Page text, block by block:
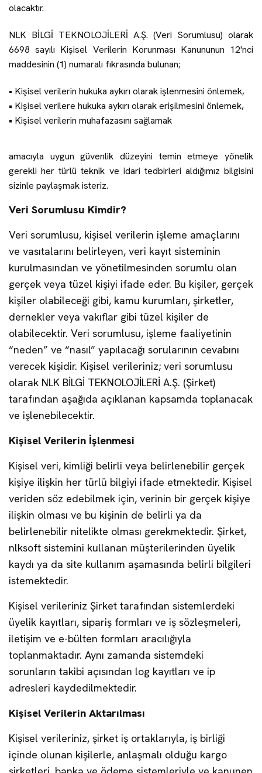
olacaktır.
NLK BİLGİ TEKNOLOJİLERİ A.Ş. (Veri Sorumlusu) olarak
6698 sayılı Kişisel Verilerin Korunması Kanununun 12'nci
maddesinin (1) numaralı fıkrasında bulunan;
• Kişisel verilerin hukuka aykırı olarak işlenmesini önlemek,
• Kişisel verilere hukuka aykırı olarak erişilmesini önlemek,
• Kişisel verilerin muhafazasını sağlamak
amacıyla uygun güvenlik düzeyini temin etmeye yönelik
gerekli her türlü teknik ve idari tedbirleri aldığımız bilgisini
sizinle paylaşmak isteriz.
Veri Sorumlusu Kimdir?
Veri sorumlusu, kişisel verilerin işleme amaçlarını
ve vasıtalarını belirleyen, veri kayıt sisteminin
kurulmasından ve yönetilmesinden sorumlu olan
gerçek veya tüzel kişiyi ifade eder. Bu kişiler, gerçek
kişiler olabileceği gibi, kamu kurumları, şirketler,
dernekler veya vakıflar gibi tüzel kişiler de
olabilecektir. Veri sorumlusu, işleme faaliyetinin
“neden” ve “nasıl” yapılacağı sorularının cevabını
verecek kişidir. Kişisel verileriniz; veri sorumlusu
olarak NLK BİLGİ TEKNOLOJİLERİ A.Ş. (Şirket)
tarafından aşağıda açıklanan kapsamda toplanacak
ve işlenebilecektir.
Kişisel Verilerin İşlenmesi
Kişisel veri, kimliği belirli veya belirlenebilir gerçek
kişiye ilişkin her türlü bilgiyi ifade etmektedir. Kişisel
veriden söz edebilmek için, verinin bir gerçek kişiye
ilişkin olması ve bu kişinin de belirli ya da
belirlenebilir nitelikte olması gerekmektedir. Şirket,
nlksoft sistemini kullanan müşterilerinden üyelik
kaydı ya da site kullanım aşamasında belirli bilgileri
istemektedir.
Kişisel verileriniz Şirket tarafından sistemlerdeki
üyelik kayıtları, sipariş formları ve iş sözleşmeleri,
iletişim ve e-bülten formları aracılığıyla
toplanmaktadır. Aynı zamanda sistemdeki
sorunların takibi açısından log kayıtları ve ip
adresleri kaydedilmektedir.
Kişisel Verilerin Aktarılması
Kişisel verileriniz, şirket iş ortaklarıyla, iş birliği
içinde olunan kişilerle, anlaşmalı olduğu kargo